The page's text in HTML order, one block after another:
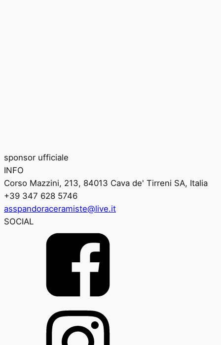
sponsor ufficiale
INFO
Corso Mazzini, 213, 84013 Cava de' Tirreni SA, Italia
+39 347 628 5746
asspandoraceramiste@live.it
SOCIAL